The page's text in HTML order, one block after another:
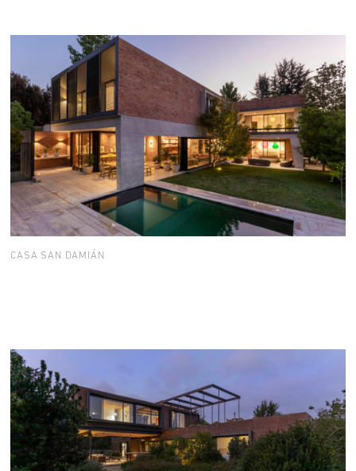
CASA SAN DAMIÁN